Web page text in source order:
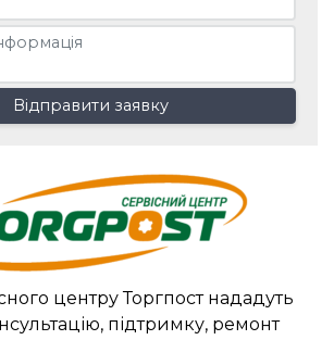
центру Торгпост нададуть
підтримку, ремонт
Відправити заявку